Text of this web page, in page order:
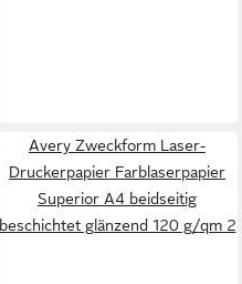
Avery Zweckform Laser-
Druckerpapier Farblaserpapier
Superior A4 beidseitig
beschichtet glänzend 120 g/qm 2